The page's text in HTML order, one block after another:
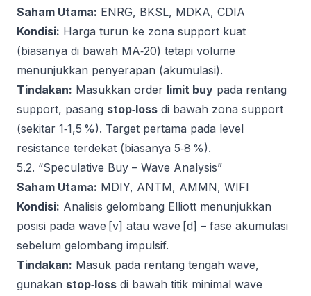
Saham Utama: ENRG, BKSL, MDKA, CDIA
Kondisi: Harga turun ke zona support kuat
(biasanya di bawah MA‑20) tetapi volume
menunjukkan penyerapan (akumulasi).
Tindakan: Masukkan order limit buy pada rentang
support, pasang stop‑loss di bawah zona support
(sekitar 1‑1,5 %). Target pertama pada level
resistance terdekat (biasanya 5‑8 %).
5.2. “Speculative Buy – Wave Analysis”
Saham Utama: MDIY, ANTM, AMMN, WIFI
Kondisi: Analisis gelombang Elliott menunjukkan
posisi pada wave [v] atau wave [d] – fase akumulasi
sebelum gelombang impulsif.
Tindakan: Masuk pada rentang tengah wave,
gunakan stop‑loss di bawah titik minimal wave